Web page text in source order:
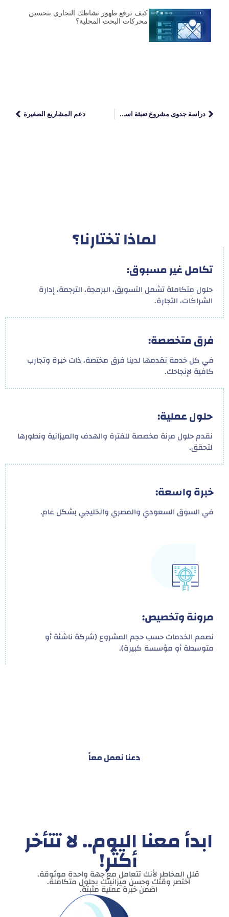
كيف ترفع ظهور نشاطك التجاري بتحسين
محركات البحث المحلية؟
دراسة جدوى مشروع تعبئة اسطوانات غاز دعم المشاريع الصغيرة
لماذا تختارنا؟
تكامل غير مسبوق:
حلول متكاملة تشمل التسويق، البرمجة، الترجمة، إدارة
الشراكات، التجارة.
فرق متخصصة:
في كل خدمة نقدمها لدينا فرق مختصة، ذات خبرة وتجارب
كافية لإنجاحك.
حلول عملية:
نقدم حلول مرنة مخصصة للفترة والهدف والميزانية ونطورها
لتحقق.
خبرة واسعة:
في السوق السعودي والمصري والخليجي بشكل عام.
مرونة وتخصيص:
نصمم الخدمات حسب حجم المشروع (شركة ناشئة أو
متوسطة أو مؤسسة كبيرة).
دعنا نعمل معاً
ابدأ معنا اليوم.. لا تتأخر
أكثر!
قلل المخاطر لأنك تتعامل مع جهة واحدة موثوقة.
اختصر وقتك وحسن ميزانيتك بحلول متكاملة.
اضمن خبرة عملية مثبتة.